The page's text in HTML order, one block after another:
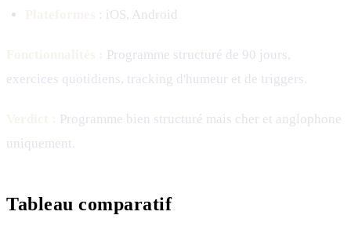
: iOS, Android
Programme structuré de 90 jours,
exercices quotidiens, tracking d'humeur et de triggers.
Programme bien structuré mais cher et anglophone
uniquement.
Tableau comparatif